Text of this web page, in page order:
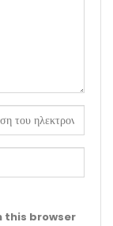
this browser